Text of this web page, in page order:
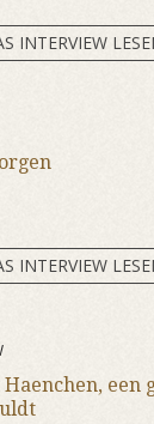
INTERVIEW
INTERVIEW
een